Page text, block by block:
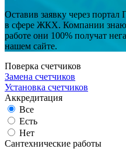
Оставив заявку через
в сфере ЖКХ. Компании
работе они 100% получат
нашем сайте.
Поверка счетчиков
Замена счетчиков
Установка счетчиков
Аккредитация
Все
Есть
Нет
Сантехнические работы